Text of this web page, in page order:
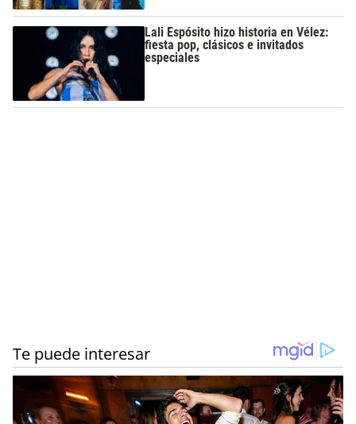
Lali Espósito hizo historia en Vélez:
fiesta pop, clásicos e invitados
especiales